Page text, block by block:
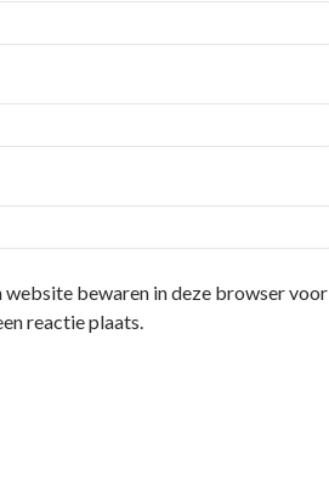
website bewaren in deze browser voor
reactie plaats.